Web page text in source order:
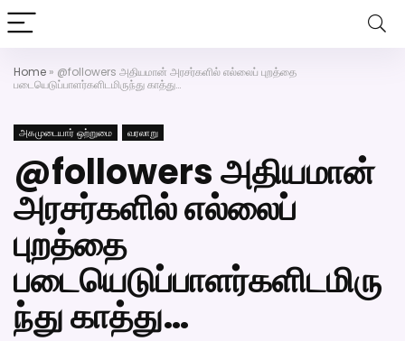
Home » @followers அதியமான் அரசர்களில் எல்லைப் புறத்தை
படையெடுப்பாளர்களிடமிருந்து காத்து…
அகமுடையார் ஒற்றுமை வரலாறு
@followers அதியமான்
அரசர்களில் எல்லைப்
புறத்தை
படையெடுப்பாளர்களிடமிரு
ந்து காத்து…
அகமுடையார் திருமண வரன்களுக்கு அகமுடையார்மேட்ரி-பெண்
திருமண சேவை! வாட்ஸப் எண்: